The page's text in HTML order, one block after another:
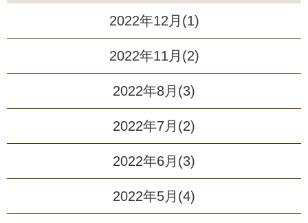
2022年12月(1)
2022年11月(2)
2022年8月(3)
2022年7月(2)
2022年6月(3)
2022年5月(4)